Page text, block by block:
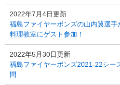
2022年7月4日更新
福島ファイヤーボンズの山内翼選手
料理教室にゲスト参加！
2022年5月30日更新
福島ファイヤーボンズ2021-22シー
問